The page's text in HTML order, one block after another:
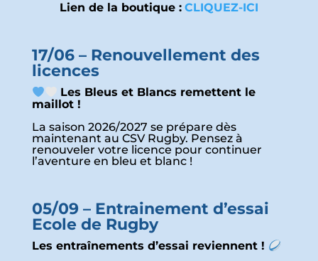
Lien de la boutique : CLIQUEZ-ICI
17/06 – Renouvellement des
licences
Les Bleus et Blancs remettent le
maillot !
La saison 2026/2027 se prépare dès
maintenant au CSV Rugby. Pensez à
renouveler votre licence pour continuer
l’aventure en bleu et blanc !
05/09 – Entrainement d’essai
Ecole de Rugby
Les entraînements d’essai reviennent !